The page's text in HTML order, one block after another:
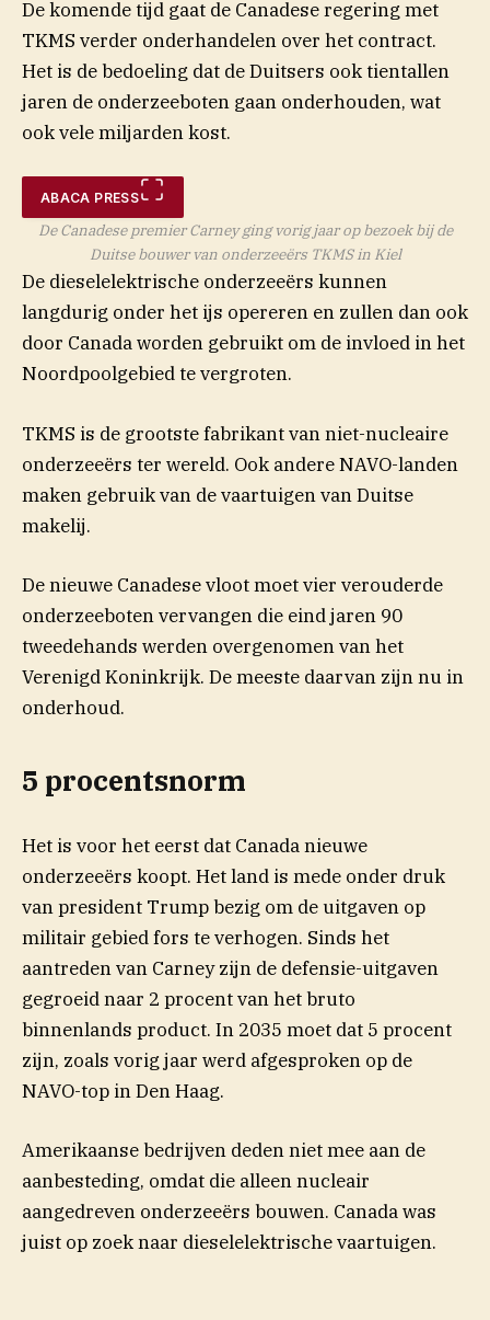
De komende tijd gaat de Canadese regering met
TKMS verder onderhandelen over het contract.
Het is de bedoeling dat de Duitsers ook tientallen
jaren de onderzeeboten gaan onderhouden, wat
ook vele miljarden kost.
ABACA PRESS
De Canadese premier Carney ging vorig jaar op bezoek bij de
Duitse bouwer van onderzeeërs TKMS in Kiel
De dieselelektrische onderzeeërs kunnen
langdurig onder het ijs opereren en zullen dan ook
door Canada worden gebruikt om de invloed in het
Noordpoolgebied te vergroten.
TKMS is de grootste fabrikant van niet-nucleaire
onderzeeërs ter wereld. Ook andere NAVO-landen
maken gebruik van de vaartuigen van Duitse
makelij.
De nieuwe Canadese vloot moet vier verouderde
onderzeeboten vervangen die eind jaren 90
tweedehands werden overgenomen van het
Verenigd Koninkrijk. De meeste daarvan zijn nu in
onderhoud.
5 procentsnorm
Het is voor het eerst dat Canada nieuwe
onderzeeërs koopt. Het land is mede onder druk
van president Trump bezig om de uitgaven op
militair gebied fors te verhogen. Sinds het
aantreden van Carney zijn de defensie-uitgaven
gegroeid naar 2 procent van het bruto
binnenlands product. In 2035 moet dat 5 procent
zijn, zoals vorig jaar werd afgesproken op de
NAVO-top in Den Haag.
Amerikaanse bedrijven deden niet mee aan de
aanbesteding, omdat die alleen nucleair
aangedreven onderzeeërs bouwen. Canada was
juist op zoek naar dieselelektrische vaartuigen.